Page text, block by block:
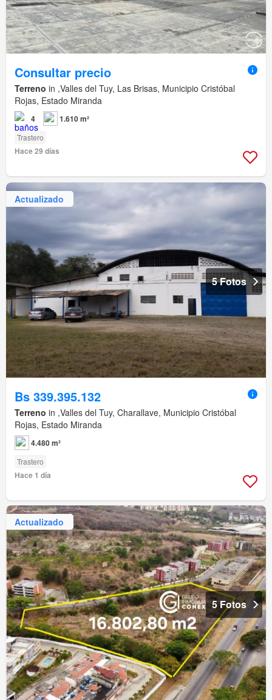
Consultar precio
Terreno in ,Valles del Tuy, Las Brisas, Municipio Cristóbal
Rojas, Estado Miranda
4 1.610 m²
Trastero
Hace 29 días
Actualizado
5 Fotos
Bs 339.395.132
Terreno in ,Valles del Tuy, Charallave, Municipio Cristóbal
Rojas, Estado Miranda
4.480 m²
Trastero
Hace 1 día
Actualizado
5 Fotos